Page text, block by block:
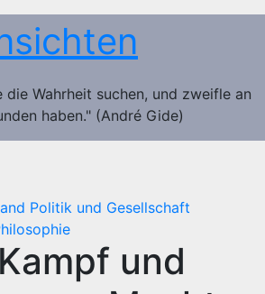
die Wahrheit suchen, und zweifle an
haben." (André Gide)
Politik und Gesellschaft
und